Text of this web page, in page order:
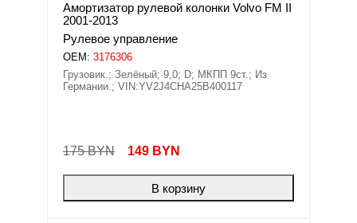
Амортизатор рулевой колонки Volvo FM II
2001-2013
Рулевое управление
OEM: 3176306
Грузовик.; Зелёный; 9,0; D; МКПП 9ст.; Из
Германии.; VIN:YV2J4CHA25B400117
175 BYN 149 BYN
В корзину